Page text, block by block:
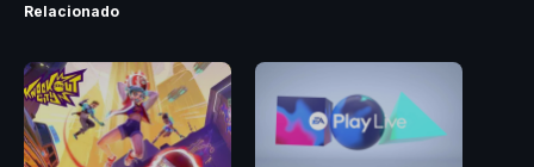
Relacionado